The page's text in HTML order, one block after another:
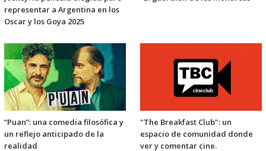
representar a Argentina en los
Oscar y los Goya 2025
“Puan”: una comedia filosófica y
un reflejo anticipado de la
realidad
"The Breakfast Club": un
espacio de comunidad donde
ver y comentar cine.